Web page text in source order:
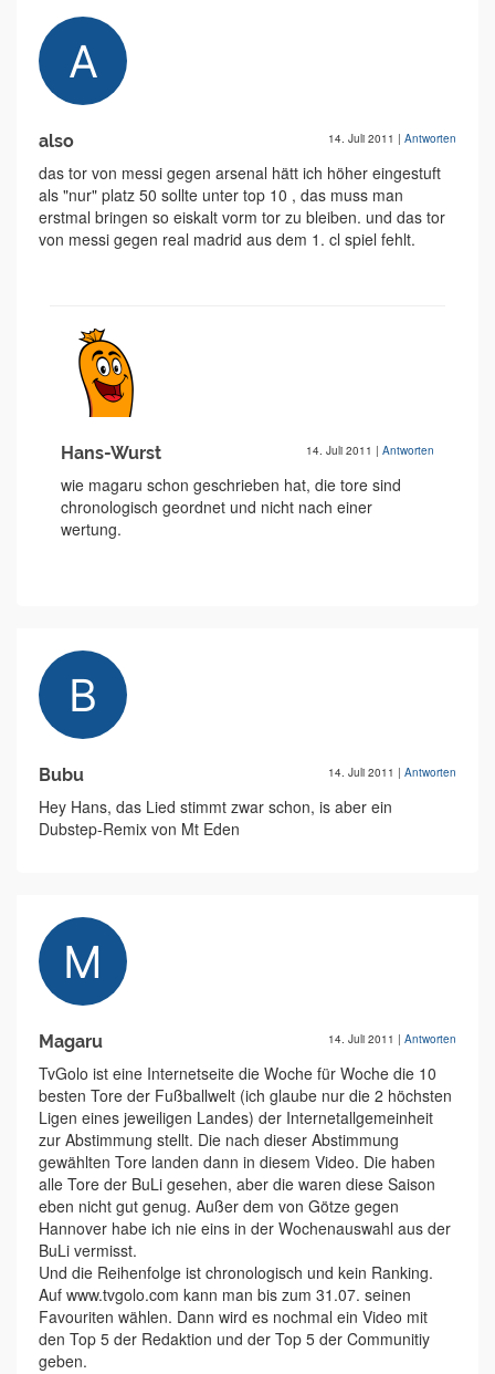
also 14. Juli 2011 | Antworten
das tor von messi gegen arsenal hätt ich höher eingestuft
als "nur" platz 50 sollte unter top 10 , das muss man
erstmal bringen so eiskalt vorm tor zu bleiben. und das tor
von messi gegen real madrid aus dem 1. cl spiel fehlt.
Hans-Wurst 14. Juli 2011 | Antworten
wie magaru schon geschrieben hat, die tore sind
chronologisch geordnet und nicht nach einer
wertung.
Bubu 14. Juli 2011 | Antworten
Hey Hans, das Lied stimmt zwar schon, is aber ein
Dubstep-Remix von Mt Eden
Magaru 14. Juli 2011 | Antworten
TvGolo ist eine Internetseite die Woche für Woche die 10
besten Tore der Fußballwelt (ich glaube nur die 2 höchsten
Ligen eines jeweiligen Landes) der Internetallgemeinheit
zur Abstimmung stellt. Die nach dieser Abstimmung
gewählten Tore landen dann in diesem Video. Die haben
alle Tore der BuLi gesehen, aber die waren diese Saison
eben nicht gut genug. Außer dem von Götze gegen
Hannover habe ich nie eins in der Wochenauswahl aus der
BuLi vermisst.
Und die Reihenfolge ist chronologisch und kein Ranking.
Auf www.tvgolo.com kann man bis zum 31.07. seinen
Favouriten wählen. Dann wird es nochmal ein Video mit
den Top 5 der Redaktion und der Top 5 der Communitiy
geben.